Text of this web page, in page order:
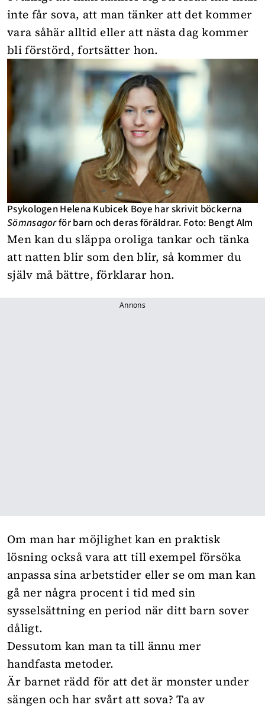
inte får sova, att man tänker att det kommer
vara såhär alltid eller att nästa dag kommer
bli förstörd, fortsätter hon.
Psykologen Helena Kubicek Boye har skrivit böckerna
Sömnsagorför barn och deras föräldrar. Foto: Bengt Alm
Men kan du släppa oroliga tankar och tänka
att natten blir som den blir, så kommer du
själv må bättre, förklarar hon.
Annons
Om man har möjlighet kan en praktisk
lösning också vara att till exempel försöka
anpassa sina arbetstider eller se om man kan
gå ner några procent i tid med sin
sysselsättning en period när ditt barn sover
dåligt.
Dessutom kan man ta till ännu mer
handfasta metoder.
Är barnet rädd för att det är monster under
sängen och har svårt att sova? Ta av